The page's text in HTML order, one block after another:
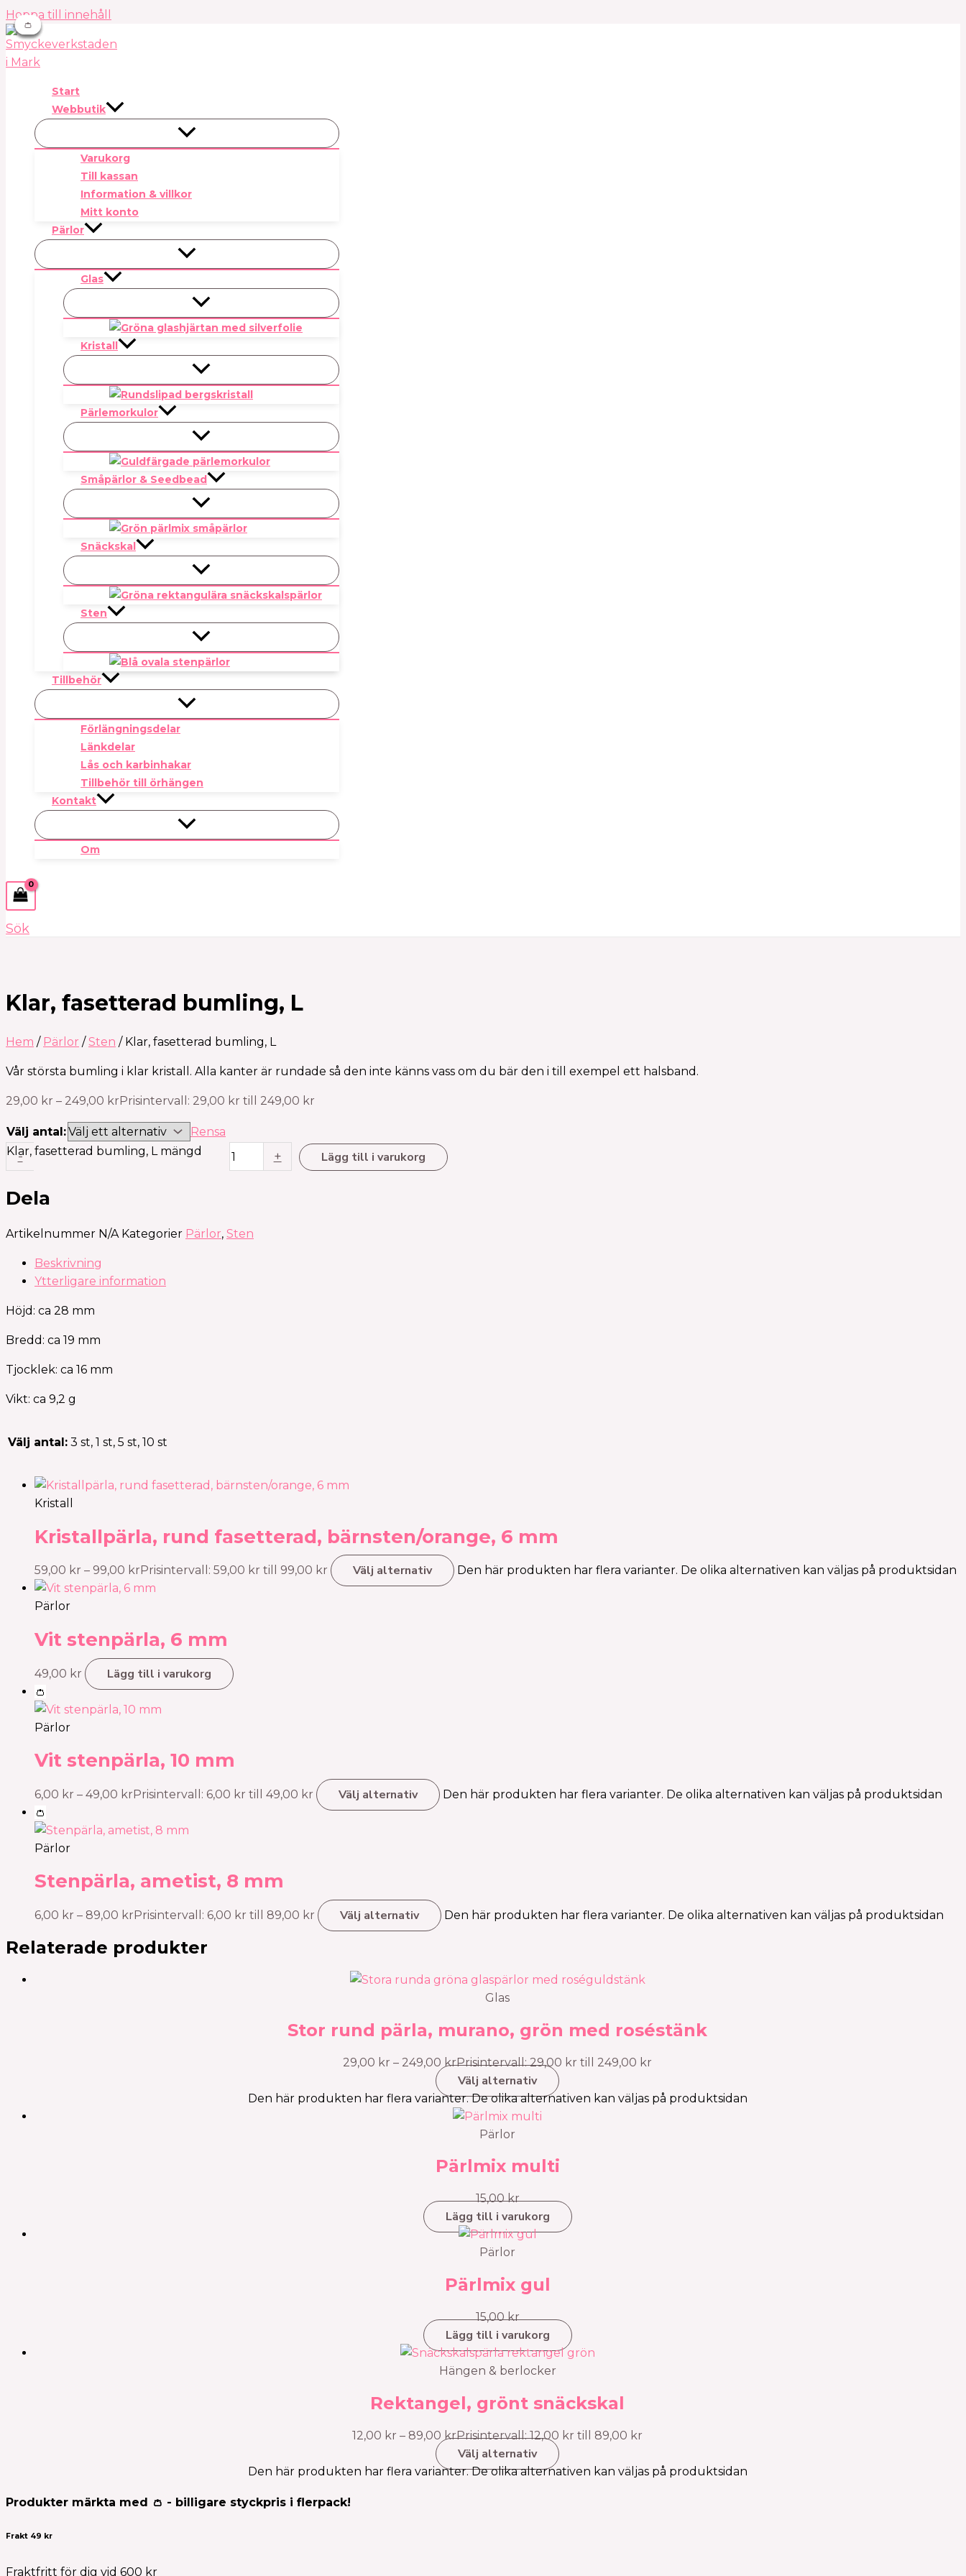
Hoppa till innehåll
Start
Webbutik
Varukorg
Till kassan
Information & villkor
Mitt konto
Pärlor
Glas
Kristall
Pärlemorkulor
Småpärlor & Seedbead
Snäckskal
Sten
Tillbehör
Förlängningsdelar
Länkdelar
Lås och karbinhakar
Tillbehör till örhängen
Kontakt
Om
Sök
👛
Klar, fasetterad bumling, L
Hem / Pärlor /Sten / Klar, fasetterad bumling, L
Vår största bumling i klar kristall. Alla kanter är rundade så den inte känns vass om du bär den i till exempel ett halsband.
29,00 kr – 249,00 krPrisintervall: 29,00 kr till 249,00 kr
Välj antal: Rensa
-
Klar, fasetterad bumling, L mängd + Lägg till i varukorg
Dela
Artikelnummer N/A Kategorier Pärlor, Sten
Beskrivning
Ytterligare information
Höjd: ca 28 mm
Bredd: ca 19 mm
Tjocklek: ca 16 mm
Vikt: ca 9,2 g
Välj antal: 3 st, 1 st, 5 st, 10 st
Kristall
Kristallpärla, rund fasetterad, bärnsten/orange, 6 mm
59,00 kr – 99,00 kr Prisintervall: 59,00 kr till 99,00 kr Välj alternativ Den här produkten har flera varianter. De olika alternativen kan väljas på produktsidan
Pärlor
Vit stenpärla, 6 mm
49,00 kr Lägg till i varukorg
👛
Pärlor
Vit stenpärla, 10 mm
6,00 kr – 49,00 krPrisintervall: 6,00 kr till 49,00 kr Välj alternativ
Den här produkten har flera varianter. De olika alternativen kan väljas på produktsidan
👛
Pärlor
Stenpärla, ametist, 8 mm
6,00 kr – 89,00 krPrisintervall: 6,00 kr till 89,00 kr Välj alternativ Den här produkten har flera varianter. De olika alternativen kan väljas på produktsidan
Relaterade produkter
👛
👛
Glas
Stor rund pärla, murano, grön med roséstänk
29,00 kr – 249,00 krPrisintervall: 29,00 kr till 249,00 kr
Välj alternativ
Den här produkten har flera varianter. De olika alternativen kan väljas på produktsidan
Pärlor
Pärlmix multi
15,00kr
Lägg till i varukorg
Pärlor
Pärlmix gul
15,00kr
Lägg till i varukorg
👛
👛
Hängen & berlocker
Rektangel, grönt snäckskal
12,00 kr – 89,00 krPrisintervall: 12,00 kr till 89,00 kr
Välj alternativ
Den här produkten har flera varianter. De olika alternativen kan väljas på produktsidan
Produkter märkta med 👛 - billigare styckpris i flerpack!
Frakt 49 kr
Fraktfritt för dig vid 600 kr